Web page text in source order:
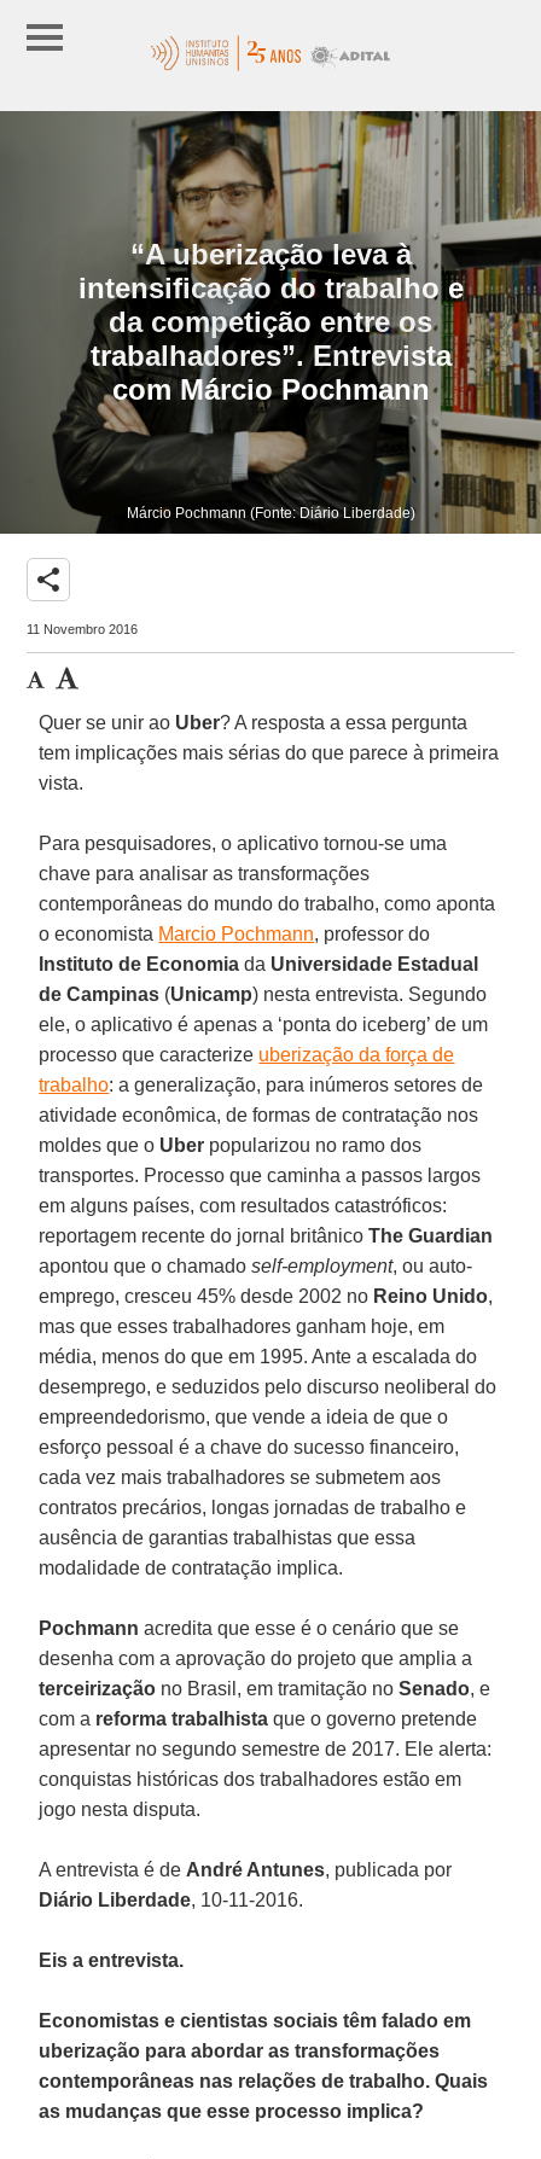
“A uberização leva à
intensificação do trabalho e
da competição entre os
trabalhadores”. Entrevista
com Márcio Pochmann
Márcio Pochmann (Fonte: Diário Liberdade)
share
11 Novembro 2016
Quer se unir ao Uber? A resposta a essa pergunta
tem implicações mais sérias do que parece à primeira
vista.
Para pesquisadores, o aplicativo tornou-se uma
chave para analisar as transformações
contemporâneas do mundo do trabalho, como aponta
o economista Marcio Pochmann, professor do
Instituto de Economia da Universidade Estadual
de Campinas (Unicamp) nesta entrevista. Segundo
ele, o aplicativo é apenas a ‘ponta do iceberg’ de um
processo que caracterize uberização da força de
trabalho: a generalização, para inúmeros setores de
atividade econômica, de formas de contratação nos
moldes que o Uber popularizou no ramo dos
transportes. Processo que caminha a passos largos
em alguns países, com resultados catastróficos:
reportagem recente do jornal britânicoThe Guardian
apontou que o chamadoself-employment, ou auto-
emprego, cresceu 45% desde 2002 no Reino Unido,
mas que esses trabalhadores ganham hoje, em
média, menos do que em 1995. Ante a escalada do
desemprego, e seduzidos pelo discurso neoliberal do
empreendedorismo, que vende a ideia de que o
esforço pessoal é a chave do sucesso financeiro,
cada vez mais trabalhadores se submetem aos
contratos precários, longas jornadas de trabalho e
ausência de garantias trabalhistas que essa
modalidade de contratação implica.
Pochmann acredita que esse é o cenário que se
desenha com a aprovação do projeto que amplia a
terceirização no Brasil, em tramitação noSenado, e
com a reforma trabalhista que o governo pretende
apresentar no segundo semestre de 2017. Ele alerta:
conquistas históricas dos trabalhadores estão em
jogo nesta disputa.
A entrevista é de André Antunes, publicada por
Diário Liberdade, 10-11-2016.
Eis a entrevista.
Economistas e cientistas sociais têm falado em
uberização para abordar as transformações
contemporâneas nas relações de trabalho. Quais
as mudanças que esse processo implica?